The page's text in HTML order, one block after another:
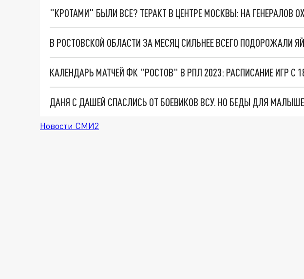
"КРОТАМИ" БЫЛИ ВСЕ? ТЕРАКТ В ЦЕНТРЕ МОСКВЫ: НА ГЕНЕРАЛОВ
В РОСТОВСКОЙ ОБЛАСТИ ЗА МЕСЯЦ СИЛЬНЕЕ ВСЕГО ПОДОРОЖАЛИ
КАЛЕНДАРЬ МАТЧЕЙ ФК "РОСТОВ" В РПЛ 2023: РАСПИСАНИЕ ИГР С
ДАНЯ С ДАШЕЙ СПАСЛИСЬ ОТ БОЕВИКОВ ВСУ. НО БЕДЫ ДЛЯ
Новости СМИ2